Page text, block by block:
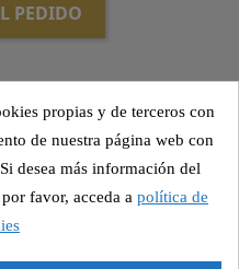
PEDIDO
propias y de terceros con
de nuestra página web con
desea más información del
favor, acceda a política de